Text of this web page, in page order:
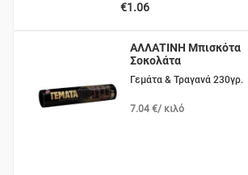
€1.06
ΑΛΛΑΤΙΝΗ Μπισκότα
Σοκολάτα
Γεμάτα & Τραγανά 230γρ.
7.04 €/ κιλό